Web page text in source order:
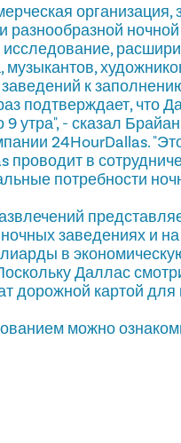
разнообразной
музыкантов,
к
подтверждает, что
9 утра", - сказал
24HourDallas.
проводит в
потребности
заведениях и
в
Даллас
дорожной картой
можно